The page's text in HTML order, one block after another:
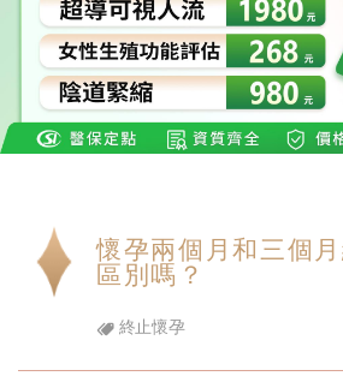
懷孕兩個月和三個
區別嗎？
終止懷孕